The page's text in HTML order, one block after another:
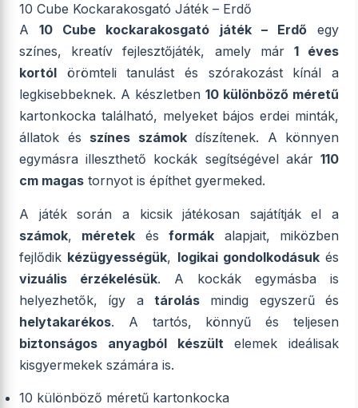
10 Cube Kockarakosgató Játék – Erdő
A10 Cube kockarakosgató játék – Erdőegy
színes, kreatív fejlesztőjáték, amely már 1 éves
kortól örömteli tanulást és szórakozást kínál a
legkisebbeknek. A készletben 10 különböző méretű
kartonkocka található, melyeket bájos erdei minták,
állatok és színes számokdíszítenek. A könnyen
egymásra illeszthető kockák segítségével akár 110
cm magas tornyot is építhet gyermeked.
A játék során a kicsik játékosan sajátítják el a
számok, méretek ésformák alapjait, miközben
fejlődik kézügyességük, logikai gondolkodásukés
vizuális érzékelésük. A kockák egymásba is
helyezhetők, így a tárolás mindig egyszerű és
helytakarékos. A tartós, könnyű és teljesen
biztonságos anyagból készültelemek ideálisak
kisgyermekek számára is.
10 különböző méretű kartonkocka